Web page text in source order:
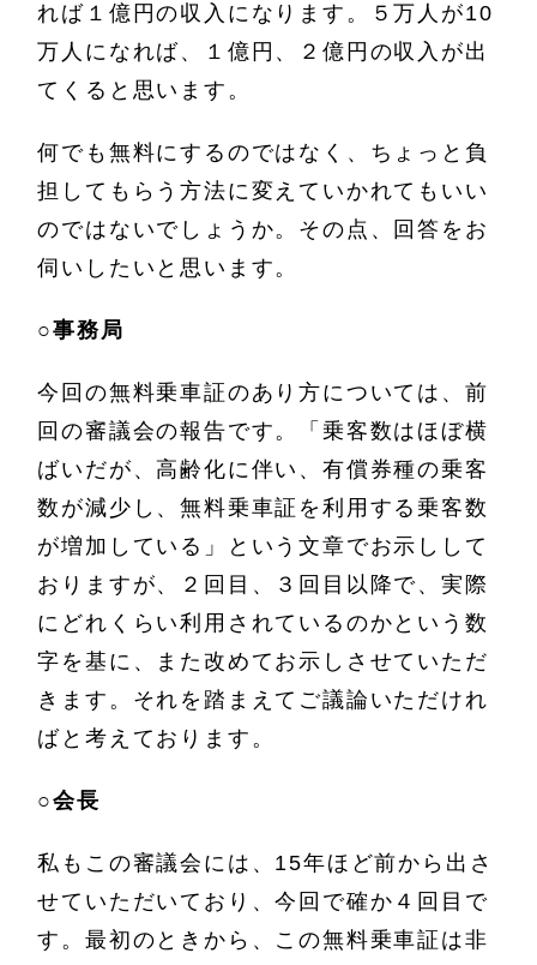
れば１億円の収入になります。５万人が10
万人になれば、１億円、２億円の収入が出
てくると思います。
何でも無料にするのではなく、ちょっと負
担してもらう方法に変えていかれてもいい
のではないでしょうか。その点、回答をお
伺いしたいと思います。
○事務局
今回の無料乗車証のあり方については、前
回の審議会の報告です。「乗客数はほぼ横
ばいだが、高齢化に伴い、有償券種の乗客
数が減少し、無料乗車証を利用する乗客数
が増加している」という文章でお示しして
おりますが、２回目、３回目以降で、実際
にどれくらい利用されているのかという数
字を基に、また改めてお示しさせていただ
きます。それを踏まえてご議論いただけれ
ばと考えております。
○会長
私もこの審議会には、15年ほど前から出さ
せていただいており、今回で確か４回目で
す。最初のときから、この無料乗車証は非